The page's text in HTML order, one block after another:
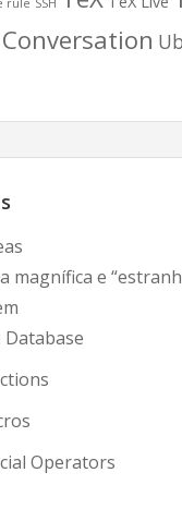
rule SSH
magnífica e
Database
Operators